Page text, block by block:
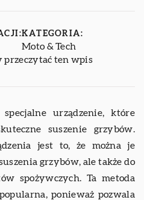
KATEGORIA:
Moto & Tech
przeczytać ten wpis
urządzenie, które
suszenie grzybów.
jest to, że można je
grzybów, ale także do
spożywczych. Ta metoda
ponieważ pozwala